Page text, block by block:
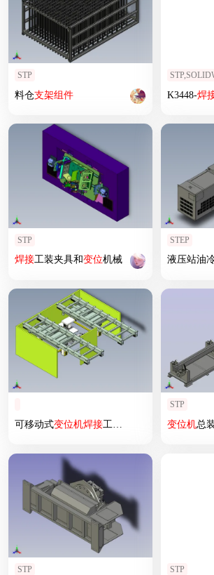
STP
料仓支架组件 K3448-焊
STP
焊接工装夹具和变位机械
STEP
液压站油
可移动式变位机焊接工作站设计
STP
变位机总
STP STP